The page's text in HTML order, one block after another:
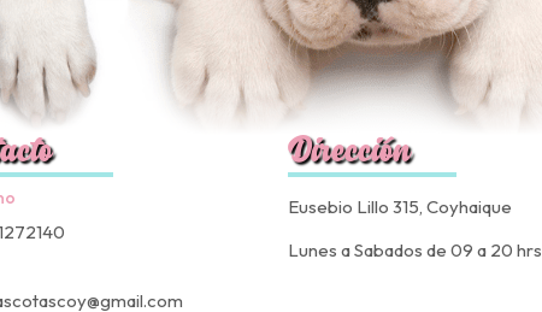
Dirección
Eusebio Lillo 315, Coyhaique
Lunes a Sabados de 09 a 20 hrs